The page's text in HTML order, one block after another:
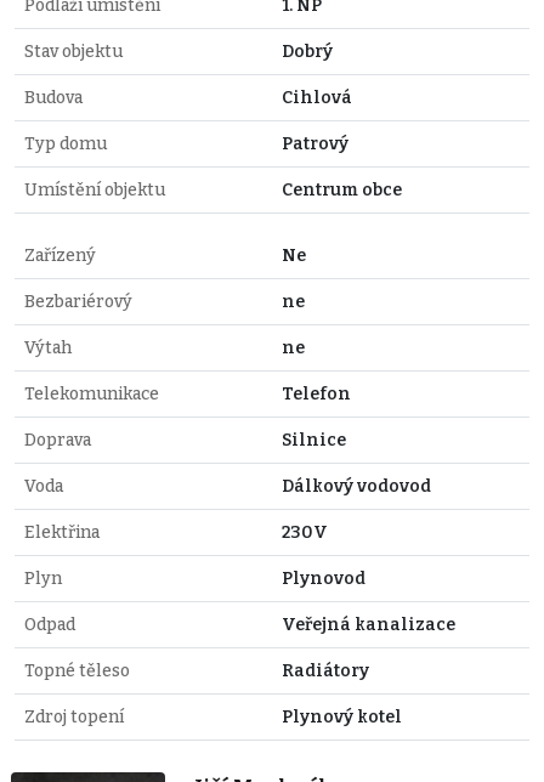
Podlaží umístění 1. NP
Stav objektu Dobrý
Budova Cihlová
Typ domu Patrový
Umístění objektu Centrum obce
Zařízený Ne
Bezbariérový ne
Výtah ne
Telekomunikace Telefon
Doprava Silnice
Voda Dálkový vodovod
Elektřina 230V
Plyn Plynovod
Odpad Veřejná kanalizace
Topné těleso Radiátory
Zdroj topení Plynový kotel